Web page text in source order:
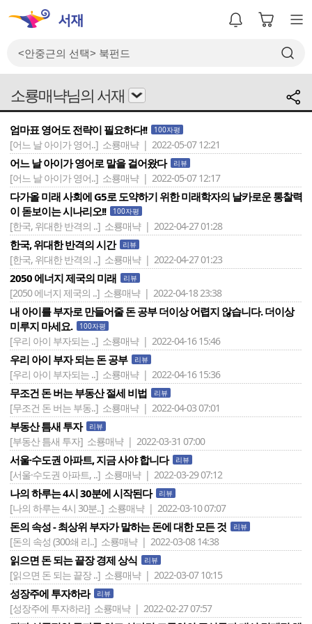
소룡매냑님의 서재
엄마표 영어도 전략이 필요하다!! 100자평
[어느 날 아이가 영어..] 소룡매냑 | 2022-05-07 12:21
어느 날 아이가 영어로 말을 걸어왔다 리뷰
[어느 날 아이가 영어..] 소룡매냑 | 2022-05-07 12:17
다가올 미래 사회에 G5로 도약하기 위한 미래학자의 날카로운 통찰력
이 돋보이는 시나리오!!
100자평
[한국, 위대한 반격의 ..] 소룡매냑 | 2022-04-27 01:28
한국, 위대한 반격의 시간 리뷰
[한국, 위대한 반격의 ..] 소룡매냑 | 2022-04-27 01:23
2050 에너지 제국의 미래 리뷰
[2050 에너지 제국의 ..] 소룡매냑 | 2022-04-18 23:38
내 아이를 부자로 만들어줄 돈 공부 더이상 어렵지 않습니다. 더이상
미루지 마세요.
100자평
[우리 아이 부자되는 ..] 소룡매냑 | 2022-04-16 15:46
우리 아이 부자 되는 돈 공부 리뷰
[우리 아이 부자되는 ..] 소룡매냑 | 2022-04-16 15:36
무조건 돈 버는 부동산 절세 비법 리뷰
[무조건 돈 버는 부동..] 소룡매냑 | 2022-04-03 07:01
부동산 틈새 투자 리뷰
[부동산 틈새 투자] 소룡매냑 | 2022-03-31 07:00
서울·수도권 아파트, 지금 사야 합니다 리뷰
[서울·수도권 아파트, ..] 소룡매냑 | 2022-03-29 07:12
나의 하루는 4시 30분에 시작된다 리뷰
[나의 하루는 4시 30분..] 소룡매냑 | 2022-03-10 07:07
돈의 속성 - 최상위 부자가 말하는 돈에 대한 모든 것 리뷰
[돈의 속성 (300쇄 리..] 소룡매냑 | 2022-03-08 14:38
읽으면 돈 되는 끝장 경제 상식 리뷰
[읽으면 돈 되는 끝장 ..] 소룡매냑 | 2022-03-07 10:15
성장주에 투자하라 리뷰
[성장주에 투자하라] 소룡매냑 | 2022-02-27 07:57